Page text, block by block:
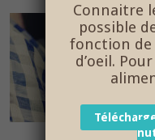
Connaitre
possible
fonction de
d’oeil.